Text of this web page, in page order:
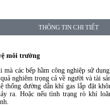
THÔNG TIN CHI TIẾT
môi trường
các bếp hầm công nghiệp sử
nghiêm trọng cả về người và tài
thống đường dẫn khí gas lắp đặt
ra. Hoặc nếu tình trạng rò khí